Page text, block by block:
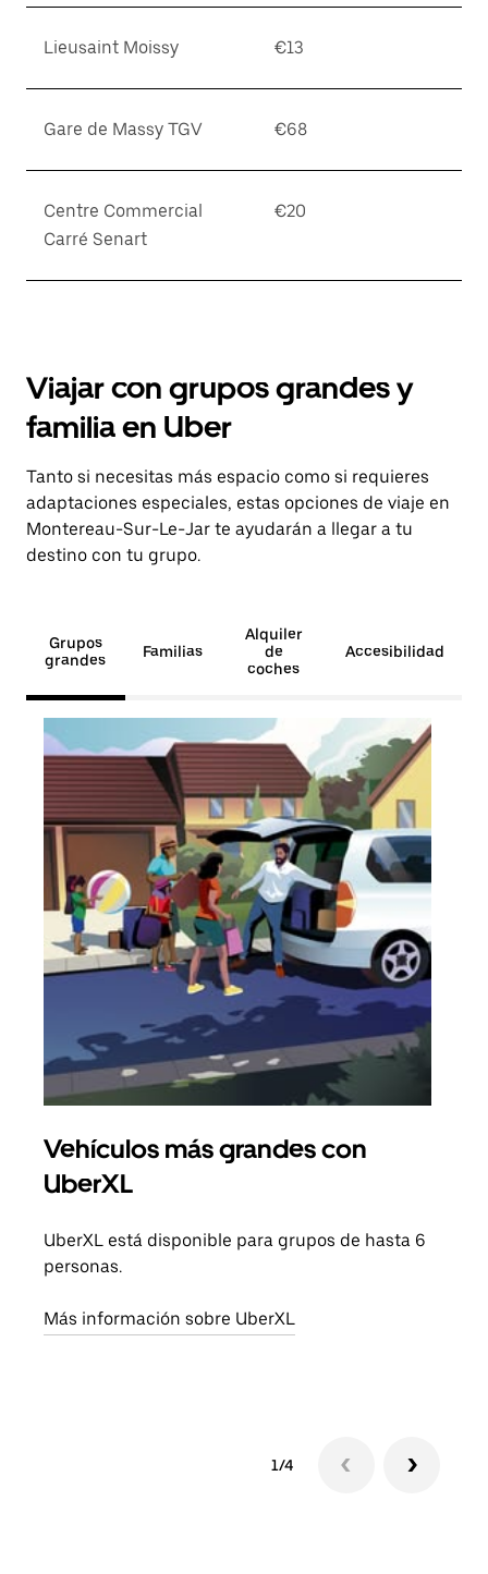
Lieusaint Moissy €13
Gare de Massy TGV €68
Centre Commercial
Carré Senart
€20
Viajar con grupos grandes y
familia en Uber
Tanto si necesitas más espacio como si requieres
adaptaciones especiales, estas opciones de viaje en
Montereau-Sur-Le-Jar te ayudarán a llegar a tu
destino con tu grupo.
Grupos
grandes
Familias
Alquiler
de
coches
Accesibilidad
Vehículos más grandes con
UberXL
UberXL está disponible para grupos de hasta 6
personas.
Más información sobre UberXL
1/4